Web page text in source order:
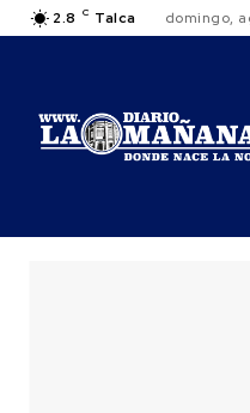
2.8 C Talca domingo,